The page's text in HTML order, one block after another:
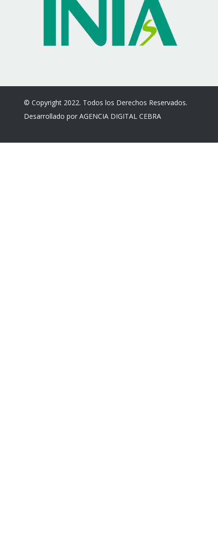
© Copyright 2022. Todos los Derechos Reservados.
Desarrollado porAGENCIA DIGITAL CEBRA